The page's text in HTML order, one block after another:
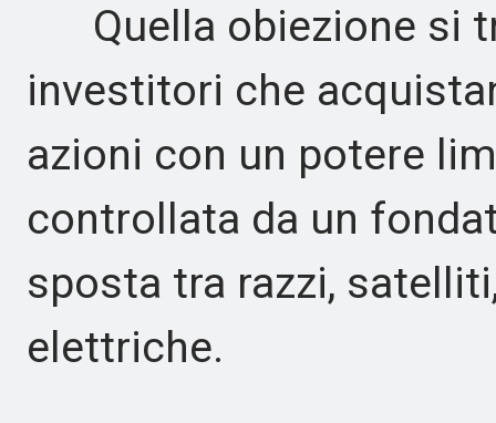
Quella obiezione si
investitori che
azioni con un potere
controllata da un
sposta tra razzi,
elettriche.